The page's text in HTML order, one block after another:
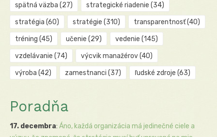
spätná väzba (27) strategické riadenie (34)
stratégia (60) stratégie (310) transparentnosť(40)
tréning (45) učenie (29) vedenie (145)
vzdelávanie (74) výcvik manažérov(40)
výroba (42) zamestnanci (37) ľudské zdroje (63)
Poradňa
17. decembra: Áno, každá organizácia má jedinečné ciele a